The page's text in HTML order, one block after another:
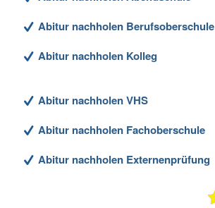
Abitur nachholen Berufsoberschule
Abitur nachholen Kolleg
Abitur nachholen VHS
Abitur nachholen Fachoberschule
Abitur nachholen Externenprüfung